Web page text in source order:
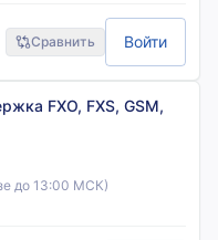
Сравнить Войти
FXO, FXS, GSM,
до 13:00 МСК)